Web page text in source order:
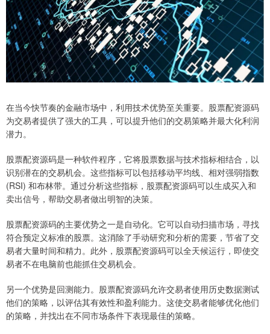
在当今快节奏的金融市场中，利用技术优势至关重要。股票配资源码
为交易者提供了强大的工具，可以提升他们的交易策略并最大化利润
潜力。
股票配资源码是一种软件程序，它将股票数据与技术指标相结合，以
识别潜在的交易机会。这些指标可以包括移动平均线、相对强弱指数
(RSI) 和布林带。通过分析这些指标，股票配资源码可以生成买入和
卖出信号，帮助交易者做出明智的决策。
股票配资源码的主要优势之一是自动化。它可以自动扫描市场，寻找
符合预定义标准的股票。这消除了手动研究和分析的需要，节省了交
易者大量时间和精力。此外，股票配资源码可以全天候运行，即使交
易者不在电脑前也能抓住交易机会。
另一个优势是回测能力。股票配资源码允许交易者使用历史数据测试
他们的策略，以评估其有效性和盈利能力。这使交易者能够优化他们
的策略，并找出在不同市场条件下表现最佳的策略。